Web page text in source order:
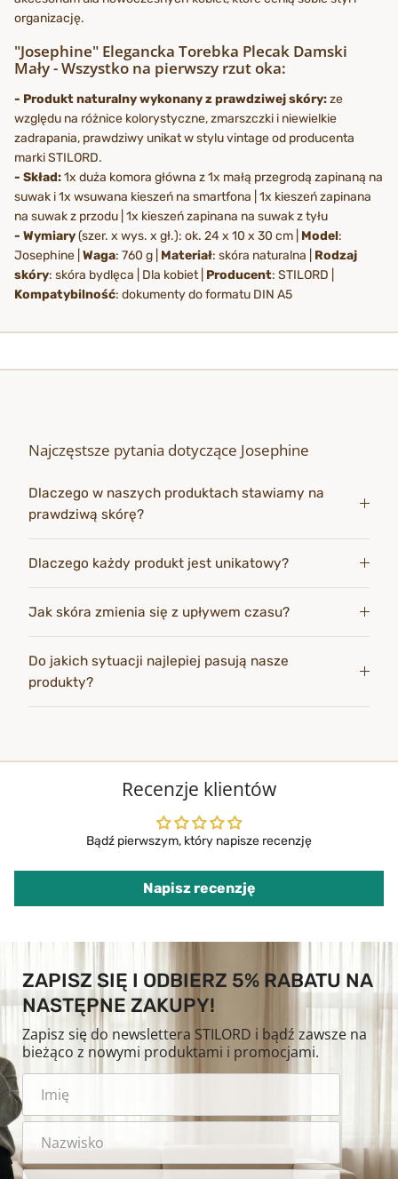
organizację.
"Josephine" Elegancka Torebka Plecak Damski
Mały - Wszystko na pierwszy rzut oka:
- Produkt naturalny wykonany z prawdziwej skóry:ze
względu na różnice kolorystyczne, zmarszczki i niewielkie
zadrapania, prawdziwy unikat w stylu vintage od producenta
marki STILORD.
- Skład:1x duża komora główna z 1x małą przegrodą zapinaną na
suwak i 1x wsuwana kieszeń na smartfona | 1x kieszeń zapinana
na suwak z przodu | 1x kieszeń zapinana na suwak z tyłu
- Wymiary(szer. x wys. x gł.): ok. 24 x 10 x 30 cm | Model:
Josephine | Waga: 760 g | Materiał: skóra naturalna | Rodzaj
skóry: skóra bydlęca | Dla kobiet | Producent: STILORD |
Kompatybilność: dokumenty do formatu DIN A5
Najczęstsze pytania dotyczące Josephine
Dlaczego w naszych produktach stawiamy na
prawdziwą skórę?
Dlaczego każdy produkt jest unikatowy?
Jak skóra zmienia się z upływem czasu?
Do jakich sytuacji najlepiej pasują nasze
produkty?
Recenzje klientów
Bądź pierwszym, który napisze recenzję
Napisz recenzję
ZAPISZ SIĘ I ODBIERZ 5% RABATU NA
NASTĘPNE ZAKUPY!
Zapisz się do newslettera STILORD i bądź zawsze na
bieżąco z nowymi produktami i promocjami.